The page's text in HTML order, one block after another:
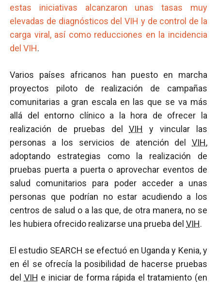
estas iniciativas alcanzaron unas tasas muy
elevadas de diagnósticos del VIH y de control de la
carga viral, así como reducciones en la incidencia
del VIH.
Varios países africanos han puesto en marcha
proyectos piloto de realización de campañas
comunitarias a gran escala en las que se va más
allá del entorno clínico a la hora de ofrecer la
realización de pruebas delVIH
y vincular las
personas a los servicios de atención del VIH,
adoptando estrategias como la realización de
pruebas puerta a puerta o aprovechar eventos de
salud comunitarios para poder acceder a unas
personas que podrían no estar acudiendo a los
centros de salud o a las que, de otra manera, no se
les hubiera ofrecido realizarse una prueba del VIH.
El estudio SEARCH se efectuó en Uganda y Kenia, y
en él se ofrecía la posibilidad de hacerse pruebas
del VIH e iniciar de forma rápida el tratamiento (en